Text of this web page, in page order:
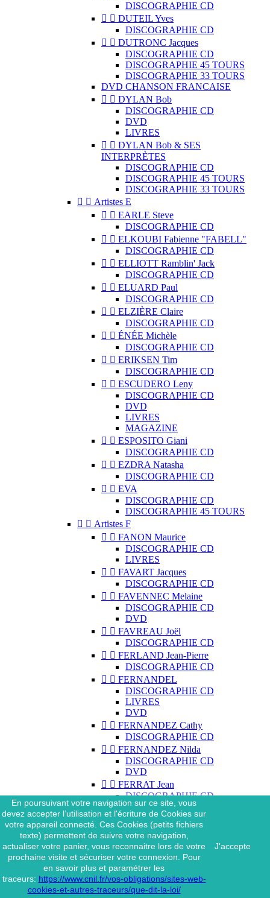
DISCOGRAPHIE CD
  DUTEIL Yves
DISCOGRAPHIE CD
  DUTRONC Jacques
DISCOGRAPHIE CD
DISCOGRAPHIE 45 TOURS
DISCOGRAPHIE 33 TOURS
DVD CHANSON FRANCAISE
  DYLAN Bob
DISCOGRAPHIE CD
DVD
LIVRES
  DYLAN Bob & SES
INTERPRÈTES
DISCOGRAPHIE CD
DISCOGRAPHIE 45 TOURS
DISCOGRAPHIE 33 TOURS
  Artistes E
  EARLE Steve
DISCOGRAPHIE CD
  ELKOUBI Fabienne "FABELL"
DISCOGRAPHIE CD
  ELLIOTT Ramblin' Jack
DISCOGRAPHIE CD
  ELUARD Paul
DISCOGRAPHIE CD
  ELZIÈRE Claire
DISCOGRAPHIE CD
  ÉNÉE Michèle
DISCOGRAPHIE CD
  ERIKSEN Tim
DISCOGRAPHIE CD
  ESCUDERO Leny
DISCOGRAPHIE CD
DVD
LIVRES
MAGAZINE
  ESPOSITO Giani
DISCOGRAPHIE CD
  EZDRA Natasha
DISCOGRAPHIE CD
  EVA
DISCOGRAPHIE CD
DISCOGRAPHIE 45 TOURS
  Artistes F
  FANON Maurice
DISCOGRAPHIE CD
LIVRES
  FAVART Jacques
DISCOGRAPHIE CD
  FAVENNEC Melaine
DISCOGRAPHIE CD
DVD
  FAVREAU Joël
DISCOGRAPHIE CD
  FERLAND Jean-Pierre
DISCOGRAPHIE CD
  FERNANDEL
DISCOGRAPHIE CD
LIVRES
DVD
  FERNANDEZ Cathy
DISCOGRAPHIE CD
  FERNANDEZ Nilda
DISCOGRAPHIE CD
DVD
  FERRAT Jean
DISCOGRAPHIE CD
DISCOGRAPHIE 45 TOURS
DISCOGRAPHIE 33 TOURS
DVD
MAGAZINE
  FERRAT Jean & SES
INTERPRÈTES
DISCOGRAPHIE CD
  FERRÉ Léo
En poursuivant votre navigation sur ce site, vous
devez accepter l’utilisation et l'écriture de Cookies sur
votre appareil connecté. Ces Cookies (petits fichiers
texte) permettent de suivre votre navigation,
actualiser votre panier, vous reconnaitre lors de votre
prochaine visite et sécuriser votre connexion. Pour
en savoir plus et paramétrer les
traceurs: https://www.cnil.fr/vos-obligations/sites-web-
cookies-et-autres-traceurs/que-dit-la-loi/
J'accepte